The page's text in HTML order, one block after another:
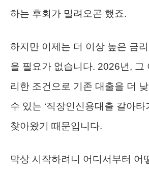
하는 후회가 밀려오곤 했죠.
하지만 이제는 더 이상 높은 금
을 필요가 없습니다. 2026년, 그
리한 조건으로 기존 대출을 더
수 있는 ‘직장인신용대출 갈아타
찾아왔기 때문입니다.
막상 시작하려니 어디서부터 어